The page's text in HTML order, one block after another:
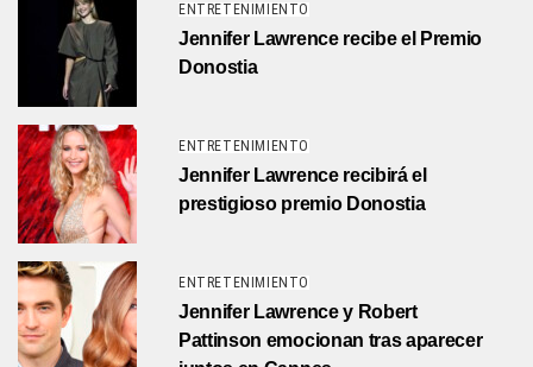
ENTRETENIMIENTO
Jennifer Lawrence recibe el Premio
Donostia
ENTRETENIMIENTO
Jennifer Lawrence recibirá el
prestigioso premio Donostia
ENTRETENIMIENTO
Jennifer Lawrence y Robert
Pattinson emocionan tras aparecer